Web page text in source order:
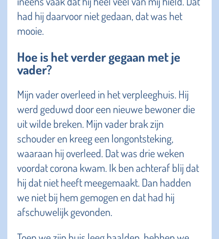
had hij daarvoor niet gedaan, dat was het
mooie.
Hoe is het verder gegaan met je
vader?
Mijn vader overleed in het verpleeghuis. Hij
werd geduwd door een nieuwe bewoner die
uit wilde breken. Mijn vader brak zijn
schouder en kreeg een longontsteking,
waaraan hij overleed. Dat was drie weken
voordat corona kwam. Ik ben achteraf blij dat
hij dat niet heeft meegemaakt. Dan hadden
we niet bij hem gemogen en dat had hij
afschuwelijk gevonden.